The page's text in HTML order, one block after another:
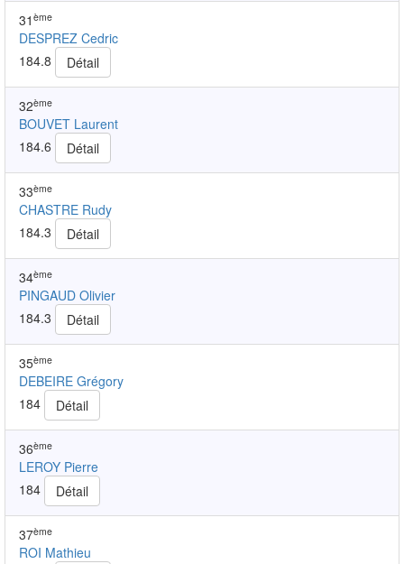
31 ème
DESPREZ Cedric
184.8
Détail
32ème
BOUVET Laurent
184.6
Détail
33ème
CHASTRE Rudy
184.3
Détail
34ème
PINGAUD Olivier
184.3
Détail
35ème
DEBEIRE Grégory
184
Détail
36ème
LEROY Pierre
184
Détail
37ème
ROI Mathieu